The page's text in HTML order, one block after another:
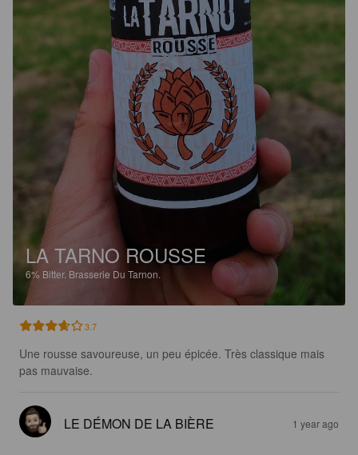
LA TARNO ROUSSE
6% Bitter. Brasserie Du Tarnon.
3.7
Une rousse savoureuse, un peu épicée. Très classique mais
pas mauvaise.
LE DÉMON DE LA BIÈRE 1 year ago